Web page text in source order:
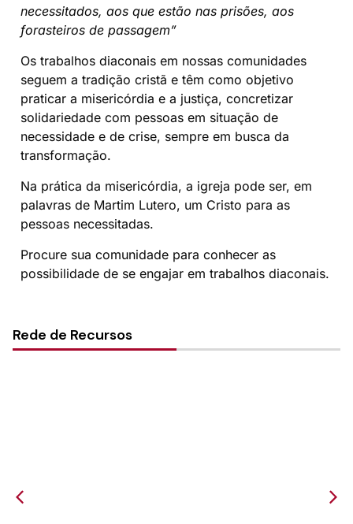
necessitados, aos que estão nas prisões, aos
forasteiros de passagem”
Os trabalhos diaconais em nossas comunidades
seguem a tradição cristã e têm como objetivo
praticar a misericórdia e a justiça, concretizar
solidariedade com pessoas em situação de
necessidade e de crise, sempre em busca da
transformação.
Na prática da misericórdia, a igreja pode ser, em
palavras de Martim Lutero, um Cristo para as
pessoas necessitadas.
Procure sua comunidade para conhecer as
possibilidade de se engajar em trabalhos diaconais.
Rede de Recursos